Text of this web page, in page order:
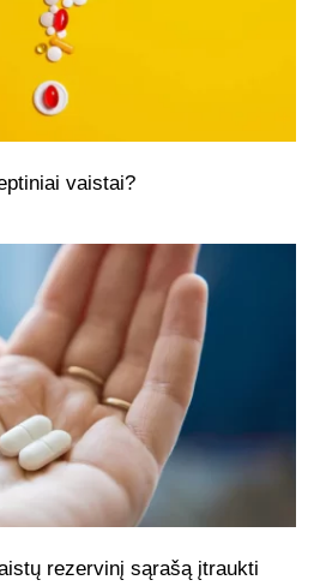
vaistai?
rezervinį sąrašą įtraukti